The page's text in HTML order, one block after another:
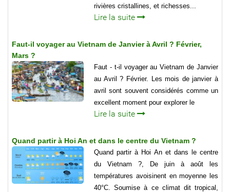
rivières cristallines, et richesses...
Lire la suite
Faut-il voyager au Vietnam de Janvier à Avril ? Février,
Mars ?
Faut - t-il voyager au Vietnam de Janvier
au Avril ? Février. Les mois de janvier à
avril sont souvent considérés comme un
excellent moment pour explorer le
Lire la suite
Quand partir à Hoi An et dans le centre du Vietnam ?
Quand partir à Hoi An et dans le centre
du Vietnam ?, De juin à août les
températures avoisinent en moyenne les
40°C. Soumise à ce climat dit tropical,